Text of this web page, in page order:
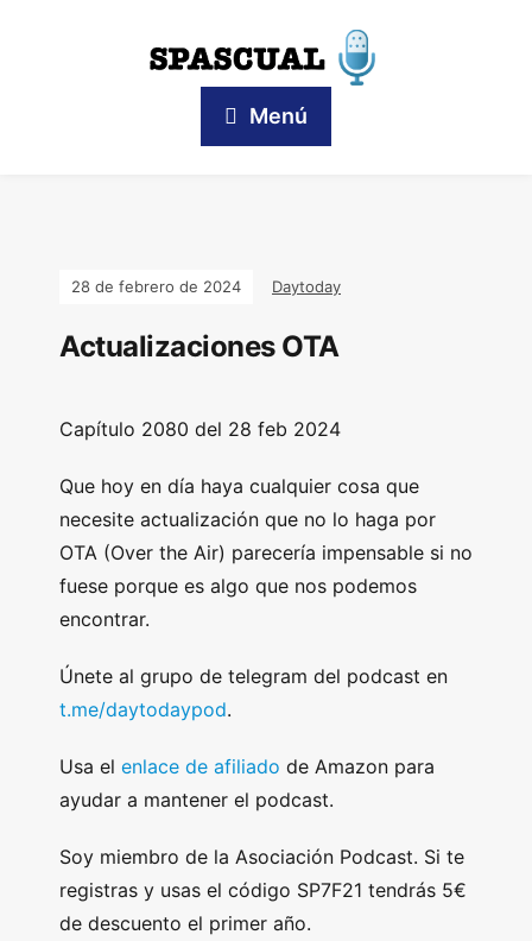
Menú
28 de febrero de 2024 Daytoday
Actualizaciones OTA
Capítulo 2080 del 28 feb 2024
Que hoy en día haya cualquier cosa que
necesite actualización que no lo haga por
OTA (Over the Air) parecería impensable si no
fuese porque es algo que nos podemos
encontrar.
Únete al grupo de telegram del podcast en
t.me/daytodaypod.
Usa el enlace de afiliado de Amazon para
ayudar a mantener el podcast.
Soy miembro de la Asociación Podcast. Si te
registras y usas el código SP7F21 tendrás 5€
de descuento el primer año.